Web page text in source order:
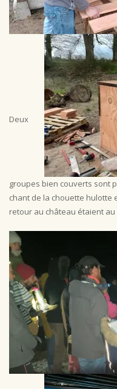
Deux
groupes bien couverts sont
chant de la chouette hulotte
retour au château étaient